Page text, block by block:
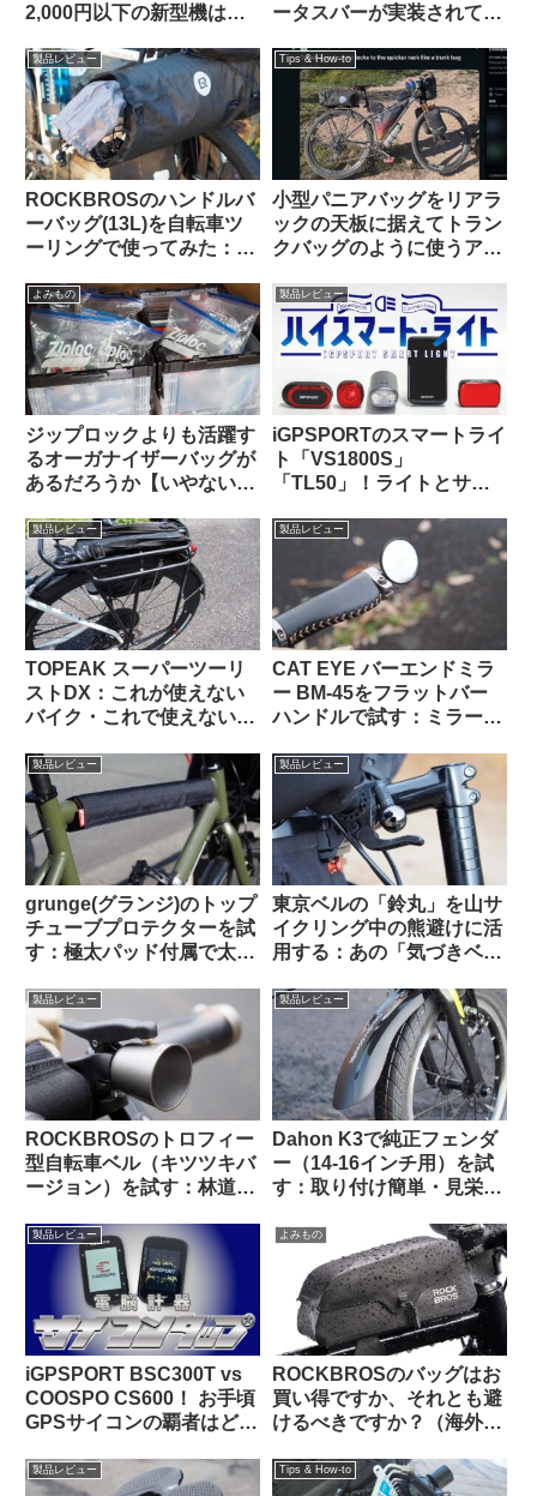
2,000円以下の新型機は、
るの？
ータスバーが実装されて俺
製品レビュー
ROCKBROSのハンドルバ
ーバッグ(13L)を自転車ツ
ーリングで使ってみた：機
あり使っていて気持ちが良
い
Tips & How-to
小型パニアバッグをリアラ
ックの天板に据えてトラン
クバッグのように使うアイ
ら）Ortlieb Gravel-Pack /
Quick-Rack
よみもの
ジップロックよりも活躍す
るオーガナイザーバッグが
あるだろうか【いやない・
製品レビュー
iGPSPORTのスマートライ
ト「VS1800S」
「TL50」！ライトとサイ
揃えると、新しい扉が開く
製品レビュー
TOPEAK スーパーツーリ
ストDX：これが使えない
バイク・これで使えないバ
思えるほど万能なリアラッ
クの優等生
製品レビュー
CAT EYE バーエンドミラ
ー BM-45をフラットバー
ハンドルで試す：ミラー部
は果たして!?
製品レビュー
grunge(グランジ)のトップ
チューブプロテクターを試
す：極太パッド付属で太め
【rin project製品との比較
も】
製品レビュー
東京ベルの「鈴丸」を山サ
イクリング中の熊避けに活
用する：あの「気づきベ
るようにした感じで超便利
製品レビュー
ROCKBROSのトロフィー
型自転車ベル（キツツキバ
ージョン）を試す：林道サ
リ出会わないために…
製品レビュー
Dahon K3で純正フェンダ
ー（14-16インチ用）を試
す：取り付け簡単・見栄え
きる？
製品レビュー
iGPSPORT BSC300T vs
COOSPO CS600！ お手頃
GPSサイコンの覇者はどっ
よみもの
ROCKBROSのバッグはお
買い得ですか、それとも避
けるべきですか？（海外掲
製品レビュー Tips & How-to